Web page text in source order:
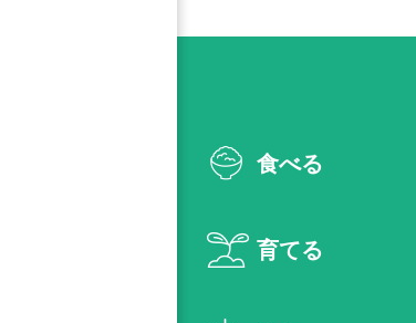
食べる
育てる